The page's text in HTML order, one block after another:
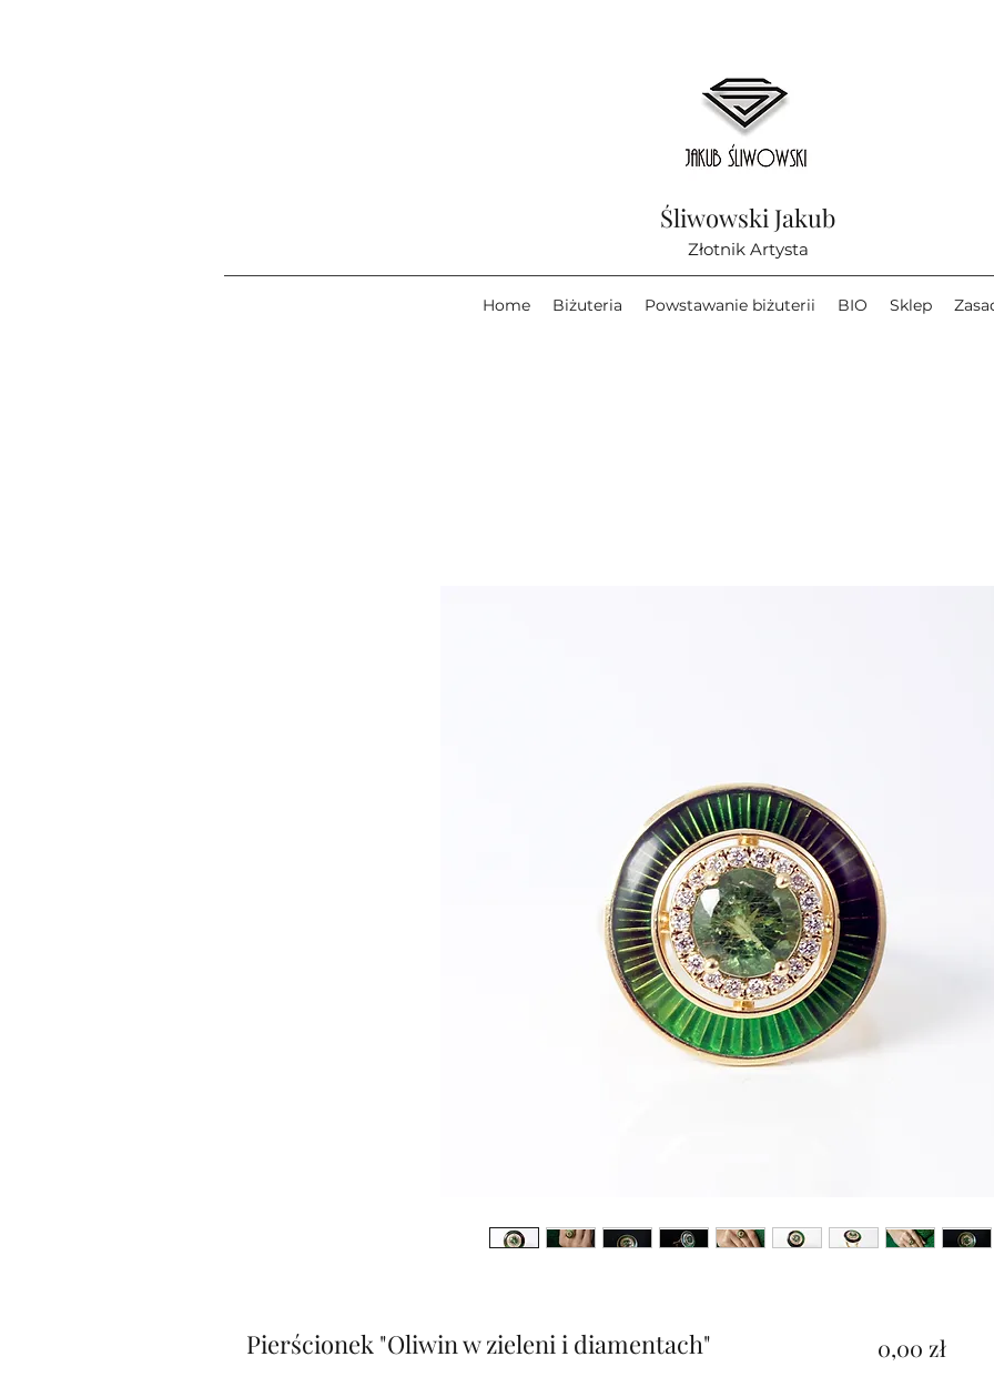
Śliwowski Jakub
Złotnik Artysta
Home Biżuteria Powstawanie biżuterii BIO Sklep
Pierścionek "Oliwin w zieleni i diamentach" 0,00 zł